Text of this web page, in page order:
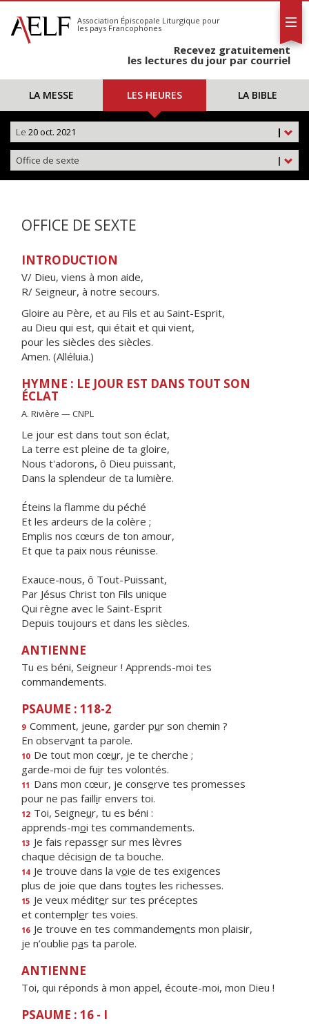
S'abonner
Calendrier
Association Épiscopale Liturgique pour
les pays Francophones
Recevez gratuitement
les lectures du jour par courriel
LA MESSE LES HEURES LA BIBLE
|
Le 20 oct. 2021
|
Office de sexte
OFFICE DE SEXTE
INTRODUCTION
V/ Dieu, viens à mon aide,
R/ Seigneur, à notre secours.
Gloire au Père, et au Fils et au Saint-Esprit,
au Dieu qui est, qui était et qui vient,
pour les siècles des siècles.
Amen. (Alléluia.)
HYMNE : LE JOUR EST DANS TOUT SON
ÉCLAT
A. Rivière — CNPL
Le jour est dans tout son éclat,
La terre est pleine de ta gloire,
Nous t'adorons, ô Dieu puissant,
Dans la splendeur de ta lumière.
Éteins la flamme du péché
Et les ardeurs de la colère ;
Emplis nos cœurs de ton amour,
Et que ta paix nous réunisse.
Exauce-nous, ô Tout-Puissant,
Par Jésus Christ ton Fils unique
Qui règne avec le Saint-Esprit
Depuis toujours et dans les siècles.
ANTIENNE
Tu es béni, Seigneur ! Apprends-moi tes
commandements.
PSAUME : 118-2
9 Comment, jeune, garder pur son chemin ?
En observant ta parole.
10 De tout mon cœur, je te cherche ;
garde-moi de fuir tes volontés.
11 Dans mon cœur, je conserve tes promesses
pour ne pas faillir envers toi.
12 Toi, Seigneur, tu es béni :
apprends-moi tes commandements.
13 Je fais repasser sur mes lèvres
chaque décision de ta bouche.
14 Je trouve dans la voie de tes exigences
plus de joie que dans toutes les richesses.
15 Je veux méditer sur tes préceptes
et contempler tes voies.
16 Je trouve en tes commandements mon plaisir,
je n’oublie pas ta parole.
ANTIENNE
Toi, qui réponds à mon appel, écoute-moi, mon Dieu !
PSAUME : 16 - I